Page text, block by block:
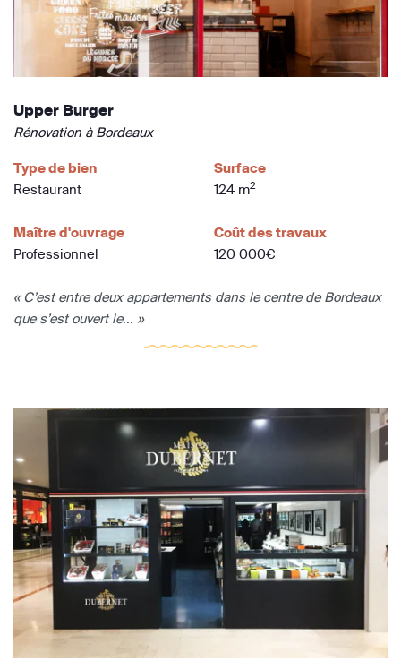
Upper Burger
Rénovation à Bordeaux
Type de bien
Restaurant
Surface
124 m2
Maître d'ouvrage
Professionnel
Coût des travaux
120 000€
« C’est entre deux appartements dans le centre de Bordeaux
que s’est ouvert le... »